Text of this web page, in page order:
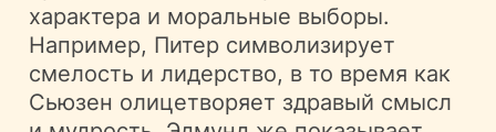
характера и моральные выборы.
Например, Питер символизирует
смелость и лидерство, в то время как
Сьюзен олицетворяет здравый смысл